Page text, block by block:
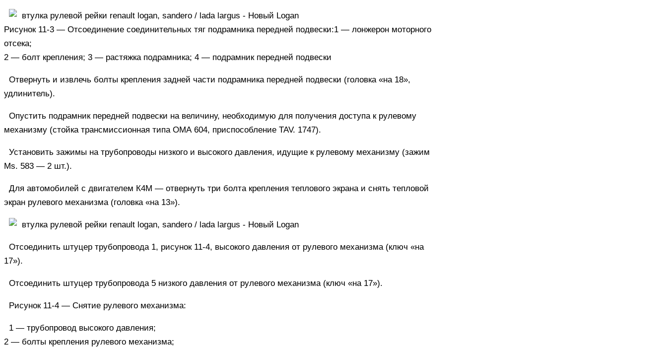
Рисунок 11-3 — Отсоединение соединительных тяг подрамника передней подвески:1 — лонжерон моторного
отсека;
2 — болт крепления; 3 — растяжка подрамника; 4 — подрамник передней подвески
Отвернуть и извлечь болты крепления задней части подрамника передней подвески (головка «на 18»,
удлинитель).
Опустить подрамник передней подвески на величину, необходимую для получения доступа к рулевому
механизму (стойка трансмиссионная типа ОМА 604, приспособление TAV. 1747).
Установить зажимы на трубопроводы низкого и высокого давления, идущие к рулевому механизму (зажим
Ms. 583 — 2 шт.).
Для автомобилей с двигателем К4М — отвернуть три болта крепления теплового экрана и снять тепловой
экран рулевого механизма (головка «на 13»).
Отсоединить штуцер трубопровода 1, рисунок 11-4, высокого давления от рулевого механизма (ключ «на
17»).
Отсоединить штуцер трубопровода 5 низкого давления от рулевого механизма (ключ «на 17»).
Рисунок 11-4 — Снятие рулевого механизма:
1 — трубопровод высокого давления;
2 — болты крепления рулевого механизма;